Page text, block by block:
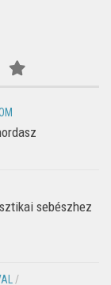
sebészhez
/